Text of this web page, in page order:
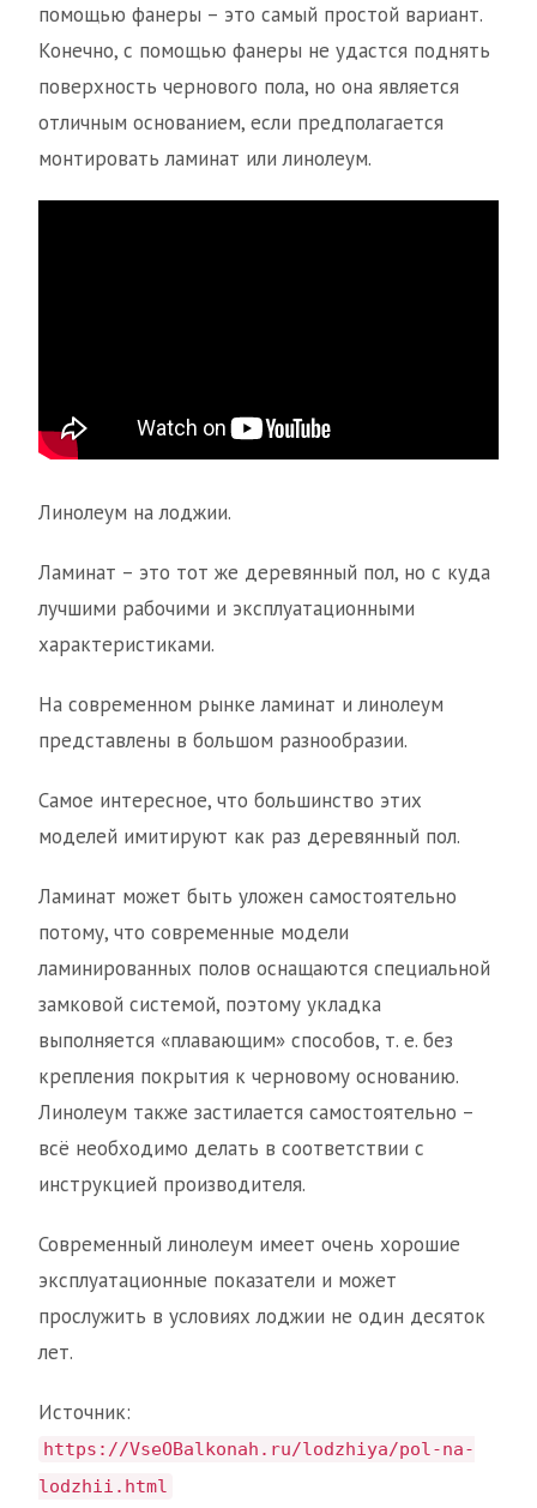
помощью фанеры – это самый простой вариант.
Конечно, с помощью фанеры не удастся поднять
поверхность чернового пола, но она является
отличным основанием, если предполагается
монтировать ламинат или линолеум.
Линолеум на лоджии.
Ламинат – это тот же деревянный пол, но с куда
лучшими рабочими и эксплуатационными
характеристиками.
На современном рынке ламинат и линолеум
представлены в большом разнообразии.
Самое интересное, что большинство этих
моделей имитируют как раз деревянный пол.
Ламинат может быть уложен самостоятельно
потому, что современные модели
ламинированных полов оснащаются специальной
замковой системой, поэтому укладка
выполняется «плавающим» способов, т. е. без
крепления покрытия к черновому основанию.
Линолеум также застилается самостоятельно –
всё необходимо делать в соответствии с
инструкцией производителя.
Современный линолеум имеет очень хорошие
эксплуатационные показатели и может
прослужить в условиях лоджии не один десяток
лет.
Источник:
https://VseOBalkonah.ru/lodzhiya/pol-na-
lodzhii.html